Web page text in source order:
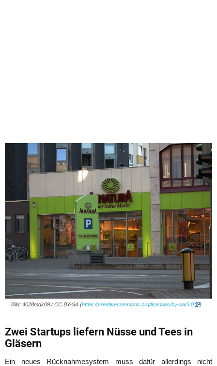
Bild: 4028mdk09 / CC BY-SA (https://creativecommons.org/licenses/by-sa/3.0 )
Zwei Startups liefern Nüsse und Tees in
Gläsern
Ein neues Rücknahmesystem muss dafür allerdings nicht